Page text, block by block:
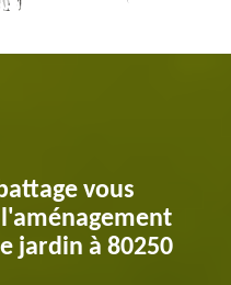
vous
jardin à 80250